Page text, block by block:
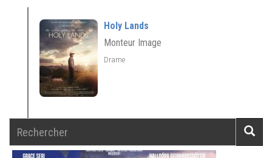
Holy Lands
Monteur Image
Drame